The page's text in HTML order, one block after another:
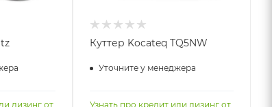
лизинг от
Куттер Kocateq TQ5NW
Уточните у менеджера
Узнать про кредит или лизинг от